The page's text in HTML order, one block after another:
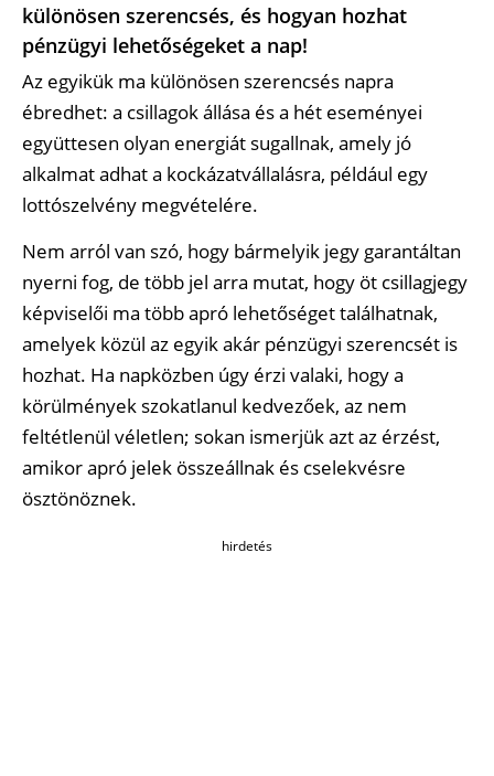
különösen szerencsés, és hogyan hozhat
pénzügyi lehetőségeket a nap!
Az egyikük ma különösen szerencsés napra
ébredhet: a csillagok állása és a hét eseményei
együttesen olyan energiát sugallnak, amely jó
alkalmat adhat a kockázatvállalásra, például egy
lottószelvény megvételére.
Nem arról van szó, hogy bármelyik jegy garantáltan
nyerni fog, de több jel arra mutat, hogy öt csillagjegy
képviselői ma több apró lehetőséget találhatnak,
amelyek közül az egyik akár pénzügyi szerencsét is
hozhat. Ha napközben úgy érzi valaki, hogy a
körülmények szokatlanul kedvezőek, az nem
feltétlenül véletlen; sokan ismerjük azt az érzést,
amikor apró jelek összeállnak és cselekvésre
ösztönöznek.
hirdetés